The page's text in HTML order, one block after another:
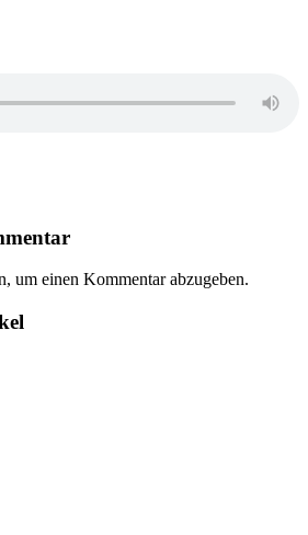
um einen Kommentar abzugeben.